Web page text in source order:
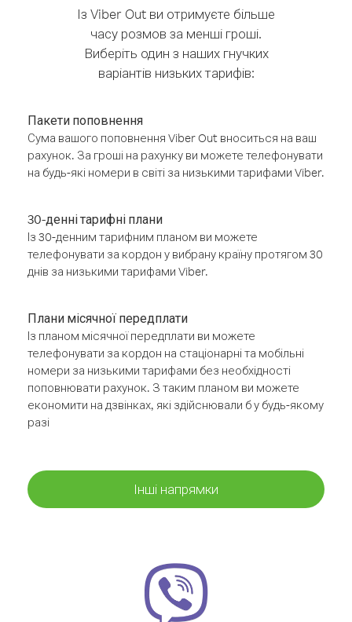
Із Viber Out ви отримуєте більше
часу розмов за менші гроші.
Виберіть один з наших гнучких
варіантів низьких тарифів:
Пакети поповнення
Сума вашого поповнення Viber Out вноситься на ваш
рахунок. За гроші на рахунку ви можете телефонувати
на будь-які номери в світі за низькими тарифами Viber.
30-денні тарифні плани
Із 30-денним тарифним планом ви можете
телефонувати за кордон у вибрану країну протягом 30
днів за низькими тарифами Viber.
Плани місячної передплати
Із планом місячної передплати ви можете
телефонувати за кордон на стаціонарні та мобільні
номери за низькими тарифами без необхідності
поповнювати рахунок. З таким планом ви можете
економити на дзвінках, які здійснювали б у будь-якому
разі
Інші напрямки